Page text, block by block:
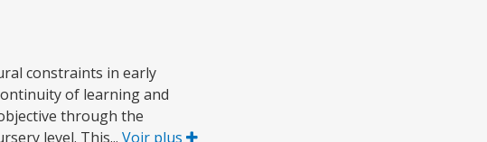
constraints in early
of learning and
through the
level. This... Voir plus